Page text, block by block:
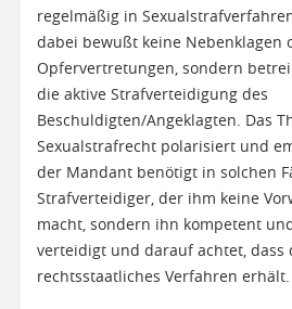
regelmäßig in
dabei bewußt keine Nebenklagen
Opfervertretungen, sondern
die aktive Strafverteidigung des
Beschuldigten/Angeklagten. Das
Sexualstrafrecht polarisiert und
der Mandant benötigt in solchen
Strafverteidiger, der ihm keine
macht, sondern ihn kompetent
verteidigt und darauf achtet, dass
rechtsstaatliches Verfahren erhält.